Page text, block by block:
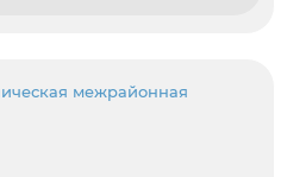
межрайонная